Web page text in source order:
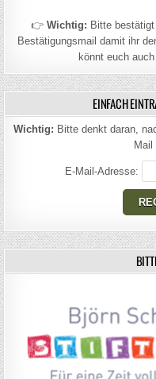
👉 Wichtig: Bitte
Bestätigungsmail damit ihr
könnt euch
EINFACH
Wichtig: Bitte denkt daran,
E-Mail-Adresse: